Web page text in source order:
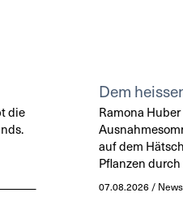
die
Dem
Ramona
auf dem
Pflanzen
07.08.2026 / News